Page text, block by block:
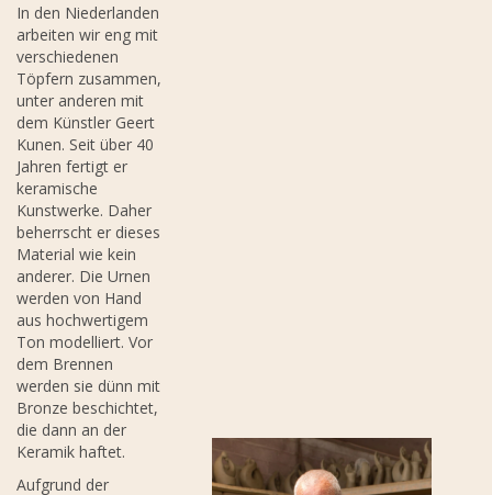
In den Niederlanden
arbeiten wir eng mit
verschiedenen
Töpfern zusammen,
unter anderen mit
dem Künstler Geert
Kunen. Seit über 40
Jahren fertigt er
keramische
Kunstwerke. Daher
beherrscht er dieses
Material wie kein
anderer. Die Urnen
werden von Hand
aus hochwertigem
Ton modelliert. Vor
dem Brennen
werden sie dünn mit
Bronze beschichtet,
die dann an der
Keramik haftet.
Aufgrund der